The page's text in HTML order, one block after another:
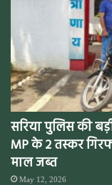
सरिया पुलिस की
MP के 2 तस्कर
माल जब्त
May 12, 2026